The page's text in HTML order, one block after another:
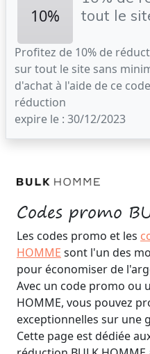
Codes promo
Les codes promo et les
HOMME sont l'un des
pour économiser de
Avec un code promo ou
HOMME, vous pouvez
exceptionnelles sur une
Cette page est dédiée
10%
tout le
Profitez de 10% de
sur tout le site sans
d'achat à l'aide de ce
réduction
expire le : 30/12/2023